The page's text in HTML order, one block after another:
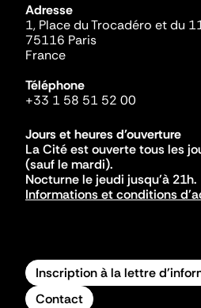
Adresse
1, Place du Trocadéro et du
75116 Paris
France
Téléphone
+33 1 58 51 52 00
Jours et heures d'ouverture
La Cité est ouverte tous les
(sauf le mardi).
Nocturne le jeudi jusqu'à 21h.
Informations et conditions
Inscription à la lettre
Contact